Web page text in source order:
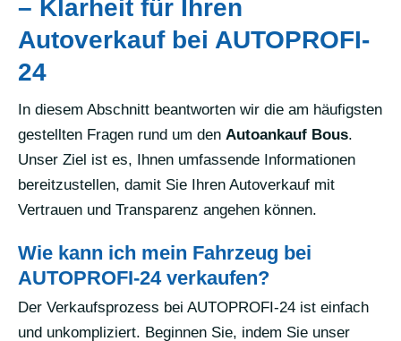
– Klarheit für Ihren
Autoverkauf bei AUTOPROFI-
24
In diesem Abschnitt beantworten wir die am häufigsten
gestellten Fragen rund um den Autoankauf Bous.
Unser Ziel ist es, Ihnen umfassende Informationen
bereitzustellen, damit Sie Ihren Autoverkauf mit
Vertrauen und Transparenz angehen können.
Wie kann ich mein Fahrzeug bei
AUTOPROFI-24 verkaufen?
Der Verkaufsprozess bei AUTOPROFI-24 ist einfach
und unkompliziert. Beginnen Sie, indem Sie unser